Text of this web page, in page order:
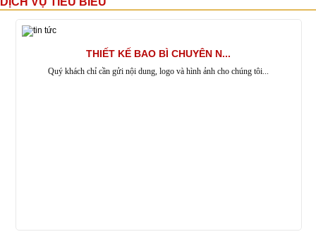
THIẾT KẾ BAO BÌ CHUYÊN N...
Quý khách chỉ cần gửi nội dung, logo và hình ảnh cho chúng tôi...